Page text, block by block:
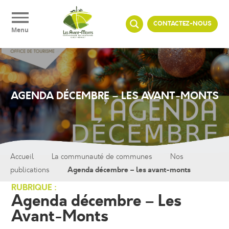
Menu
CONTACTEZ-NOUS
AGENDA DÉCEMBRE – LES AVANT-MONTS
Accueil La communauté de communes
Nos
publications
Agenda décembre – les avant-monts
RUBRIQUE :
Agenda décembre – Les
Avant-Monts
Panneau de gestion des cookies